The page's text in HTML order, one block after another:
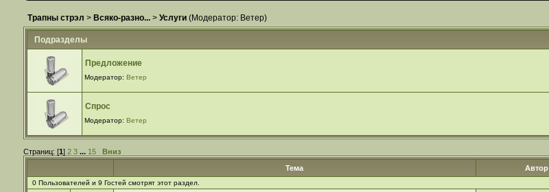
Трапны стрэл > Всяко-разно...> Услуги(Модератор: Ветер)
Подразделы
Предложение
Модератор:Ветер
Спрос
Модератор:Ветер
Страниц: [1] 2 3 ... 15
Вниз
Тема
Автор
0 Пользователей и 9 Гостей смотрят этот раздел.